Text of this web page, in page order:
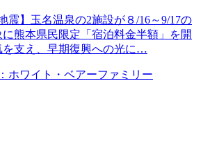
震】玉名温泉の2施設が８/16～9/17の
熊本県民限定「宿泊料金半額」を開
を支え、早期復興への光に…
ホワイト・ベアーファミリー